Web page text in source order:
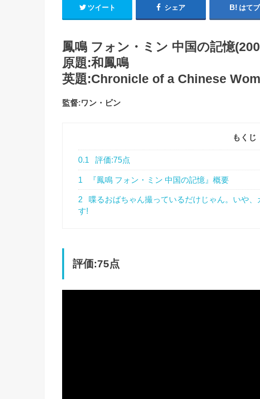
ツイート シェア はてブ
鳳鳴 フォン・ミン 中国の記憶
原題:和鳳鳴
英題:Chronicle of a Chinese
監督:ワン・ビン
もくじ
0.1 評価:75点
1 『鳳鳴 フォン・ミン 中国の記憶』概要
2
喋るおばちゃん撮っているだけじゃん。いや
す!
評価:75点